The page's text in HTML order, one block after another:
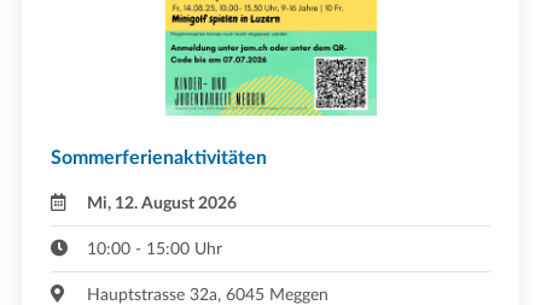
Sommerferienaktivitäten
Mi, 12. August 2026
10:00 - 15:00 Uhr
Hauptstrasse 32a, 6045 Meggen